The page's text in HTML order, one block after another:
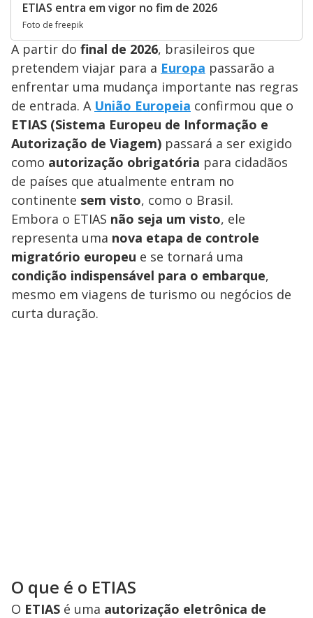
ETIAS entra em vigor no fim de 2026
Foto de freepik
A partir do final de 2026, brasileiros que
pretendem viajar para a Europa passarão a
enfrentar uma mudança importante nas regras
de entrada. A União Europeia confirmou que o
ETIAS (Sistema Europeu de Informação e
Autorização de Viagem) passará a ser exigido
como autorização obrigatória para cidadãos
de países que atualmente entram no
continente sem visto, como o Brasil.
Embora o ETIAS não seja um visto, ele
representa uma nova etapa de controle
migratório europeu e se tornará uma
condição indispensável para o embarque,
mesmo em viagens de turismo ou negócios de
curta duração.
O que é o ETIAS
O ETIAS é uma autorização eletrônica de